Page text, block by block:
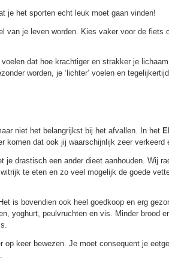
je het sporten echt leuk moet gaan vinden!
van je leven worden. Kies vaker voor de fiets
dat hoe krachtiger en strakker je
worden, je ‘lichter’ voelen en
niet het belangrijkst bij het afvallen. In het
komen dat ook jij waarschijnlijk zeer verkeerd
je drastisch een ander dieet aanhouden. Wij
te eten en zo veel mogelijk de goede
is bovendien ook heel goedkoop en erg
yoghurt, peulvruchten en vis. Minder brood
op keer bewezen. Je moet consequent je